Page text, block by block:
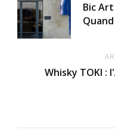
Bic
Whisky TOKI :